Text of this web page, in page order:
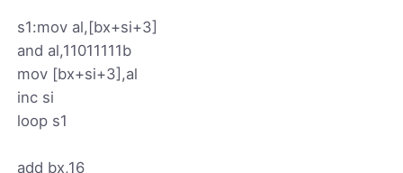
s1:mov al,[bx+si+3]
and al,11011111b
mov [bx+si+3],al
inc si
loop s1
add bx,16